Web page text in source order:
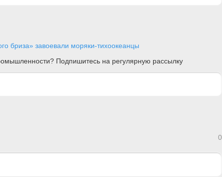
бриза» завоевали моряки-тихоокеанцы
Подпишитесь на регулярную рассылку
0